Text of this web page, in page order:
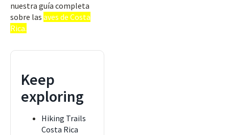
nuestra guía completa
sobre las aves de Costa
Rica.
Keep
exploring
Hiking Trails
Costa Rica